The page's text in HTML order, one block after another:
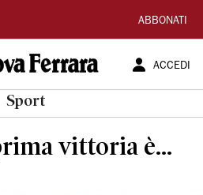
ABBONATI
ACCEDI
Sport
vittoria è...